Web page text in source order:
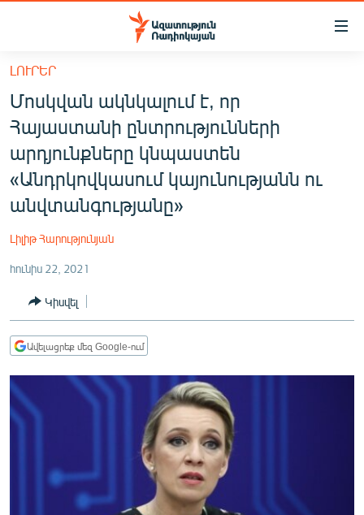
Մատչելիության
հիմնական
բովանդակությանը
Անցնել
հիմնական
մենյուին
Որոնում
ՀԱՅԱՍՏԱՆ
ՔԱՂԱՔԱԿԱՆ
ԸՆՏՐՈՒԹՅՈՒՆՆԵՐ 2026
ԻՐԱՎՈՒՆՔ
ՀԱՍԱՐԱԿՈՒԹՅՈՒՆ
ՊԱՏԵՐԱԶՄԻ 6 ՇԱԲԱԹՆԵՐԸ
ՏԱՐԱԾԱՇՐՋԱՆ
ՄԻՋԱԶԳԱՅԻՆ
ՄՇԱԿՈՒՅԹ
ՄԵԿՆԱԲԱՆՈՒԹՅՈՒՆ
ՏՏ ԵՒ ԻՆՏԵՐՆԵՏ
ԼՈՒՐԵՐ
Մոսկվան ակնկալում է, որ
Հայաստանի ընտրությունների
արդյունքները կնպաստեն
«Անդրկովկասում կայունությանն ու
անվտանգությանը»
Լիլիթ Հարությունյան
հունիս 22, 2021
Կիսվել
Ավելացրեք մեզ Google-ում